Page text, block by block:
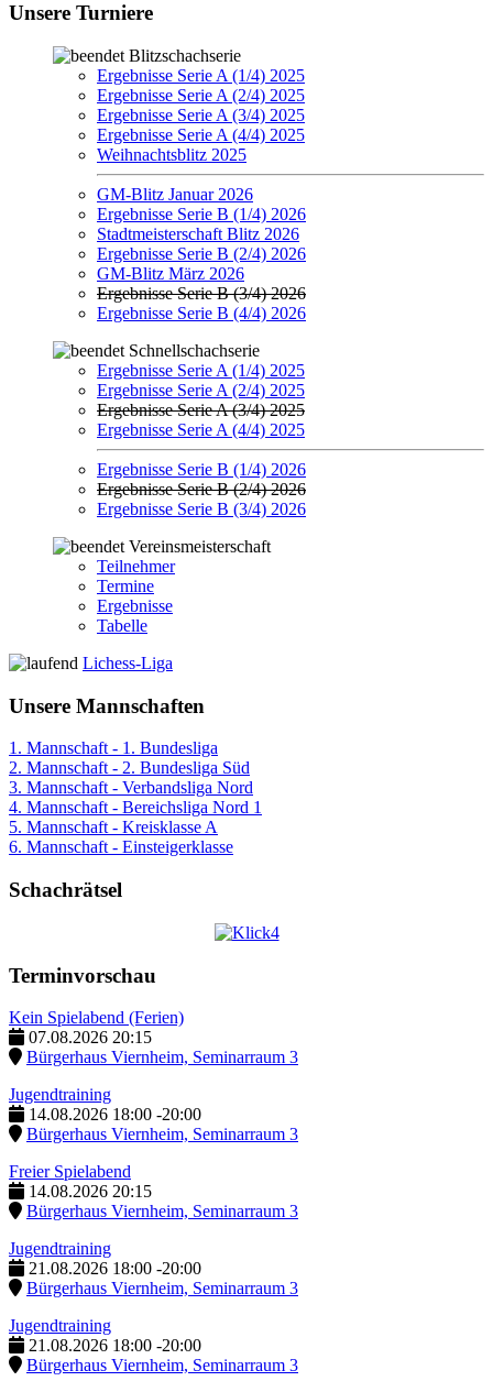
Unsere Turniere
Blitzschachserie
Ergebnisse Serie A (1/4) 2025
Ergebnisse Serie A (2/4) 2025
Ergebnisse Serie A (3/4) 2025
Ergebnisse Serie A (4/4) 2025
Weihnachtsblitz 2025
GM-Blitz Januar 2026
Ergebnisse Serie B (1/4) 2026
Stadtmeisterschaft Blitz 2026
Ergebnisse Serie B (2/4) 2026
GM-Blitz März 2026
Ergebnisse Serie B (3/4) 2026
Ergebnisse Serie B (4/4) 2026
Schnellschachserie
Ergebnisse Serie A (1/4) 2025
Ergebnisse Serie A (2/4) 2025
Ergebnisse Serie A (3/4) 2025
Ergebnisse Serie A (4/4) 2025
Ergebnisse Serie B (1/4) 2026
Ergebnisse Serie B (2/4) 2026
Ergebnisse Serie B (3/4) 2026
Vereinsmeisterschaft
Teilnehmer
Termine
Ergebnisse
Tabelle
Lichess-Liga
Unsere Mannschaften
1. Mannschaft - 1. Bundesliga
2. Mannschaft - 2. Bundesliga Süd
3. Mannschaft - Verbandsliga Nord
4. Mannschaft - Bereichsliga Nord 1
5. Mannschaft - Kreisklasse A
6. Mannschaft - Einsteigerklasse
Schachrätsel
Terminvorschau
Kein Spielabend (Ferien)
07.08.2026 20:15
Bürgerhaus Viernheim, Seminarraum 3
Jugendtraining
14.08.2026 18:00 -20:00
Bürgerhaus Viernheim, Seminarraum 3
Freier Spielabend
14.08.2026 20:15
Bürgerhaus Viernheim, Seminarraum 3
Jugendtraining
21.08.2026 18:00 -20:00
Bürgerhaus Viernheim, Seminarraum 3
Jugendtraining
21.08.2026 18:00 -20:00
Bürgerhaus Viernheim, Seminarraum 3